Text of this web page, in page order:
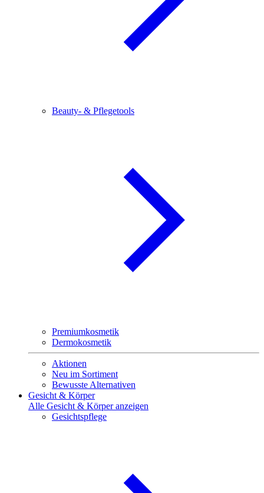
Beauty- & Pflegetools
Premiumkosmetik
Dermokosmetik
Aktionen
Neu im Sortiment
Bewusste Alternativen
Gesicht & Körper
Alle Gesicht & Körper anzeigen
Gesichtspflege